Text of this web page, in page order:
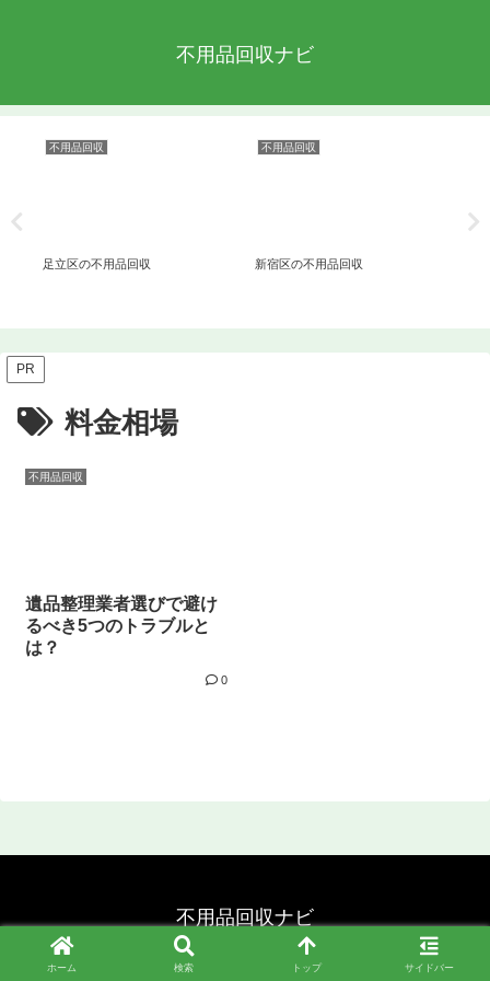
不用品回収ナビ
不用品回収
足立区の不用品回収
不用品回収
新宿区の不用品回収
PR
料金相場
不用品回収
遺品整理業者選びで避け
るべき5つのトラブルと
は？
0
不用品回収ナビ
© 2024 不用品回収ナビ.
ホーム 検索 トップ サイドバー